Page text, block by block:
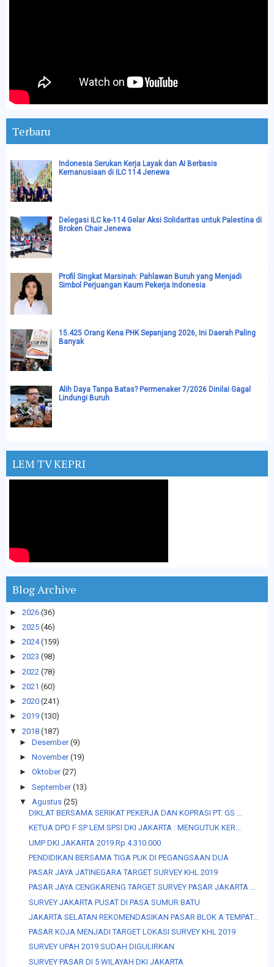
Terbaru
Indonesia Serukan Kerja Layak dan AI Berbasis
Kemanusiaan di ILC 114 Jenewa
Delegasi ILC ke-114 Gelar Aksi Solidaritas untuk Palestina di
Broken Chair Jenewa
Profil Singkat Marsinah: Pahlawan Buruh yang Menjadi
Simbol Perjuangan Kaum Pekerja Indonesia
15.425 Orang Kena PHK Sepanjang 2026, Ini Daerah Paling
Banyak
Alih Daya Tanpa Batas? Permenaker 7/2026 Dinilai Gagal
Lindungi Buruh
LEM TV KEPRI
Blog Archive
► 2026 (36)
► 2025 (46)
► 2024 (159)
► 2023 (98)
► 2022 (78)
► 2021 (60)
► 2020 (241)
► 2019 (130)
▼
2018 (187)
► Desember (9)
► November (19)
► Oktober (27)
► September (13)
▼
Agustus (25)
DIKLAT BERSAMA SERIKAT PEKERJA DAN KOPRASI PT. GS ...
KETUA DPD F SP LEM SPSI DKI JAKARTA : MENGUTUK KER...
UMP DKI JAKARTA 2019 Rp.4.310.000
PENDIDIKAN BERSAMA TIGA PUK DI PEGANGSAAN DUA
PASAR JAYA JATINEGARA TARGET SURVEY KHL 2019
PASAR JAYA CENGKARENG TARGET SURVEY PASAR JAKARTA ...
SURVEY JAKARTA PUSAT DI PASA SUMUR BATU
JAKARTA SELATAN REKOMENDASIKAN PASAR BLOK A TEMPAT...
PASAR KOJA MENJADI TARGET LOKASI SURVEY KHL 2019
SURVEY UPAH 2019 SUDAH DIGULIRKAN
SURVEY PASAR DI 5 WILAYAH DKI JAKARTA